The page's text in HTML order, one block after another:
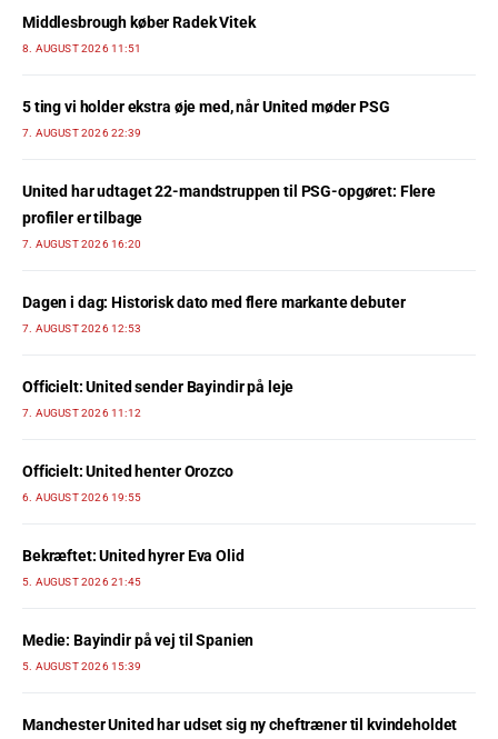
Middlesbrough køber Radek Vitek
8. AUGUST 2026 11:51
5 ting vi holder ekstra øje med, når United møder PSG
7. AUGUST 2026 22:39
United har udtaget 22-mandstruppen til PSG-opgøret: Flere
profiler er tilbage
7. AUGUST 2026 16:20
Dagen i dag: Historisk dato med flere markante debuter
7. AUGUST 2026 12:53
Officielt: United sender Bayindir på leje
7. AUGUST 2026 11:12
Officielt: United henter Orozco
6. AUGUST 2026 19:55
Bekræftet: United hyrer Eva Olid
5. AUGUST 2026 21:45
Medie: Bayindir på vej til Spanien
5. AUGUST 2026 15:39
Manchester United har udset sig ny cheftræner til kvindeholdet